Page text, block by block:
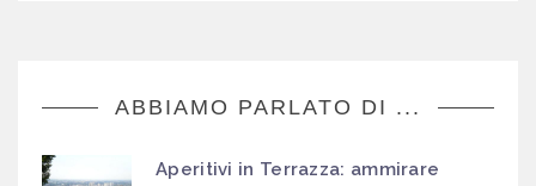
ABBIAMO PARLATO DI ...
Aperitivi in Terrazza: ammirare